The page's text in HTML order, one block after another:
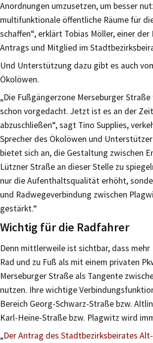
Anordnungen umzusetzen, um besser
multifunktionale öffentliche Räume für
schaffen“, erklärt Tobias Möller, einer
Antrags und Mitglied im
Und Unterstützung dazu gibt es auch
Ökolöwen.
„Die Fußgängerzone Merseburger
schon vorgedacht. Jetzt ist es an der
abzuschließen“, sagt Tino Supplies,
Sprecher des Ökolöwen und
bietet sich an, die Gestaltung zwischen
Lützner Straße an dieser Stelle zu
nur die Aufenthaltsqualität erhöht,
und Radwegeverbindung zwischen
gestärkt.“
Wichtig für die Radfahrer
Denn mittlerweile ist sichtbar, dass mehr
Rad und zu Fuß als mit einem privaten
Merseburger Straße als Tangente
nutzen. Ihre wichtige
Bereich Georg-Schwarz-Straße bzw.
Karl-Heine-Straße bzw. Plagwitz wird
„Der Antrag des Stadtbezirksbeirates